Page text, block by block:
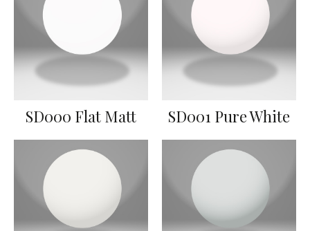
SD000 Flat Matt SD001 Pure White